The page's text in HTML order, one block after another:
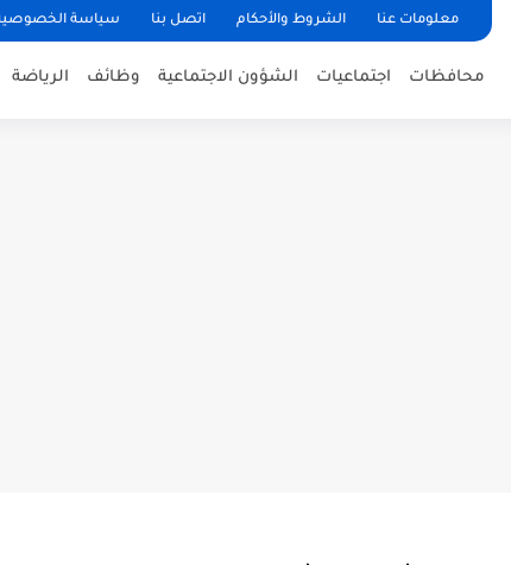
معلومات عنا الشروط والأحكام اتصل بنا سياسة
محافظات اجتماعيات الشؤون الاجتماعية وظائف الرياضة